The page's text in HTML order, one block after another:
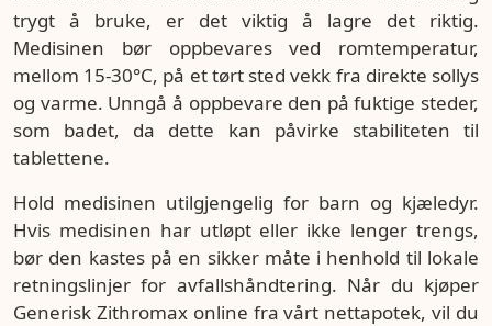
trygt å bruke, er det viktig å lagre det riktig.
Medisinen bør oppbevares ved romtemperatur,
mellom 15-30°C, på et tørt sted vekk fra direkte sollys
og varme. Unngå å oppbevare den på fuktige steder,
som badet, da dette kan påvirke stabiliteten til
tablettene.
Hold medisinen utilgjengelig for barn og kjæledyr.
Hvis medisinen har utløpt eller ikke lenger trengs,
bør den kastes på en sikker måte i henhold til lokale
retningslinjer for avfallshåndtering. Når du kjøper
Generisk Zithromax online fra vårt nettapotek, vil du